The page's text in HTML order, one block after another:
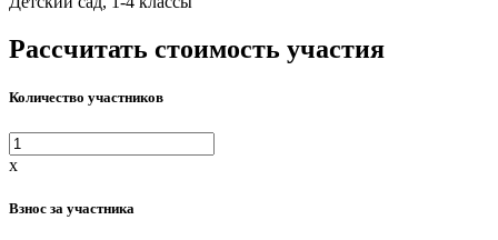
Рассчитать стоимость участия
Количество участников
x
Взнос за участника